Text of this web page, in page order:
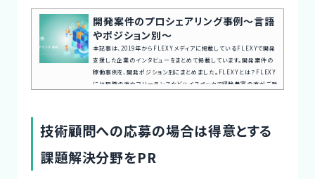
開発案件のプロシェアリング事例〜言語
やポジション別〜
本記事は、2019年からFLEXYメディアに掲載しているFLEXYで開発
支援した企業のインタビューをまとめて掲載しています。開発案件の
稼働事例を、開発ポジション別にまとめました。FLEXYとは？FLEXY
には現職の方やフリーランスなどハイスペックで経験豊富の方がご登
サービスの開発スピードを止めずに進めます。開発に関してのプロシ
技術顧問への応募の場合は得意とする
課題解決分野をPR